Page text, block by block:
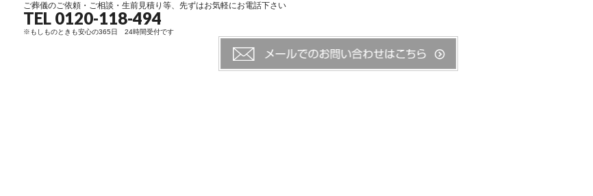
ご葬儀のご依頼・ご相談・生前見積り等、先ずはお気軽にお電話下さい
TEL 0120-118-494
※もしものときも安心の365日 24時間受付です